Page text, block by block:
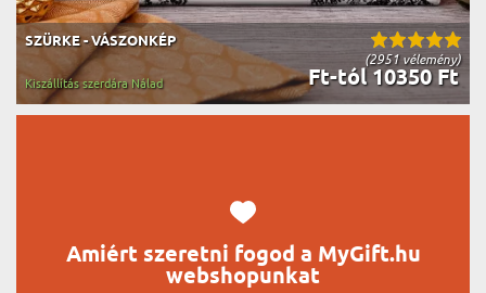
(2951 vélemény)
SZÜRKE - VÁSZONKÉP
Ft-tól 10350 Ft
Kiszállítás szerdára Nálad
Amiért szeretni fogod a MyGift.hu
webshopunkat